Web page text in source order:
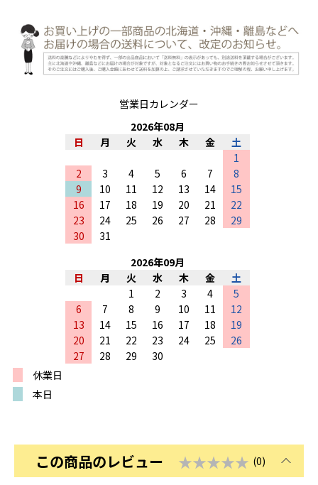
営業日カレンダー
2026年08月
日
月 火 水 木 金
土
1
2
3 4 5 6 7
8
9
10 11 12 13 14
15
16
17 18 19 20 21
22
23
24 25 26 27 28
29
30
31
2026年09月
日
月 火 水 木 金
土
1
2 3 4
5
6
7 8 9 10 11
12
13
14 15 16 17 18
19
20
21 22 23 24 25
26
27
28 29
30
休業日
本日
この商品のレビュー ★★★★★ (0)